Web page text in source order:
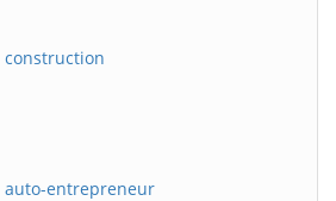
construction
auto-entrepreneur